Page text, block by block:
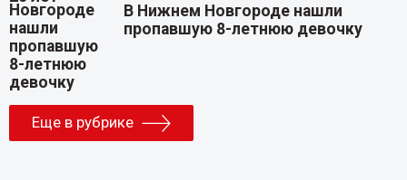
В Нижнем Новгороде нашли
пропавшую 8-летнюю девочку
Еще в рубрике